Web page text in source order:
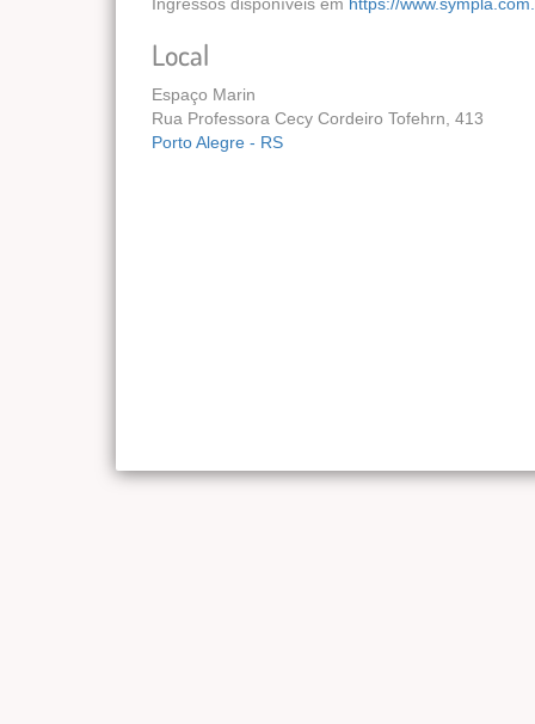
Local
Espaço Marin
Rua Professora Cecy Cordeiro Tofehrn, 413
Porto Alegre - RS